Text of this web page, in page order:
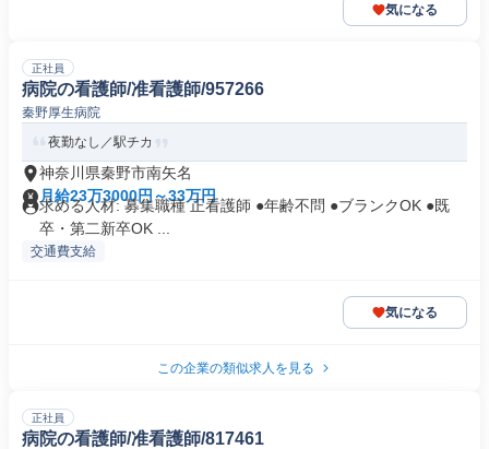
気になる
正社員
病院の看護師/准看護師/957266
秦野厚生病院
夜勤なし／駅チカ
神奈川県秦野市南矢名
月給23万3000円～33万円
求める人材: 募集職種 正看護師 ●年齢不問 ●ブランクOK ●既
卒・第二新卒OK ...
交通費支給
気になる
この企業の類似求人を見る
正社員
病院の看護師/准看護師/817461